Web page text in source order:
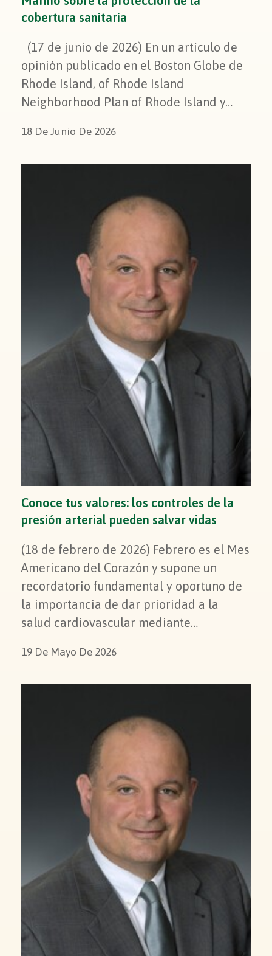
cobertura sanitaria
(17 de junio de 2026) En un artículo de
opinión publicado en el Boston Globe de
Rhode Island, of Rhode Island
Neighborhood Plan of Rhode Island y…
18 De Junio De 2026
Conoce tus valores: los controles de la
presión arterial pueden salvar vidas
(18 de febrero de 2026) Febrero es el Mes
Americano del Corazón y supone un
recordatorio fundamental y oportuno de
la importancia de dar prioridad a la
salud cardiovascular mediante…
19 De Mayo De 2026